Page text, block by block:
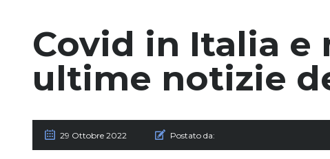
Covid in Italia e
ultime notizie
29 Ottobre 2022 Postato da: